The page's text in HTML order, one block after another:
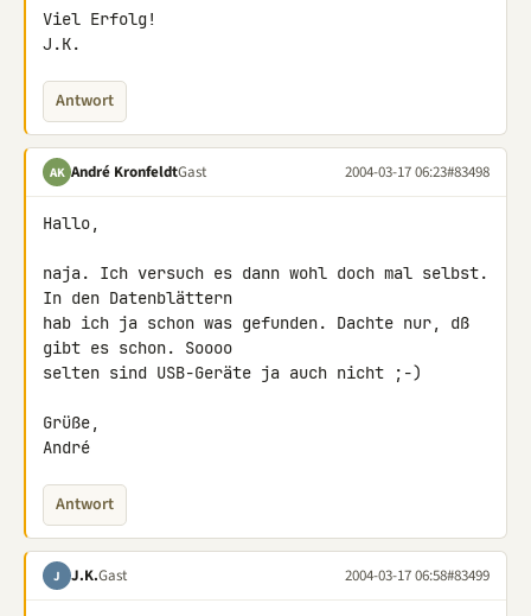
Viel Erfolg!
J.K.
Antwort
AK André KronfeldtGast 2004-03-17 06:23#83498
Hallo,
naja. Ich versuch es dann wohl doch mal selbst.
In den Datenblättern
hab ich ja schon was gefunden. Dachte nur, dß
gibt es schon. Soooo
selten sind USB-Geräte ja auch nicht ;-)
Grüße,
André
Antwort
J J.K.Gast 2004-03-17 06:58#83499